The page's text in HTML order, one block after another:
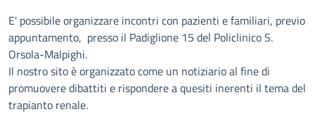
E' possibile organizzare incontri con pazienti e familiari, previo
appuntamento, presso il Padiglione 15 del Policlinico S.
Orsola-Malpighi.
Il nostro sito è organizzato come un notiziario al fine di
promuovere dibattiti e rispondere a quesiti inerenti il tema del
trapianto renale.